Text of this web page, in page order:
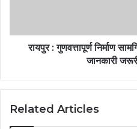
रायपुर : गुणवत्तापूर्ण निर्माण
जानकारी
Related Articles